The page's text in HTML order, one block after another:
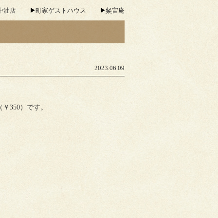
油店 町家ゲストハウス 粲宙庵
2023.06.09
350）です。